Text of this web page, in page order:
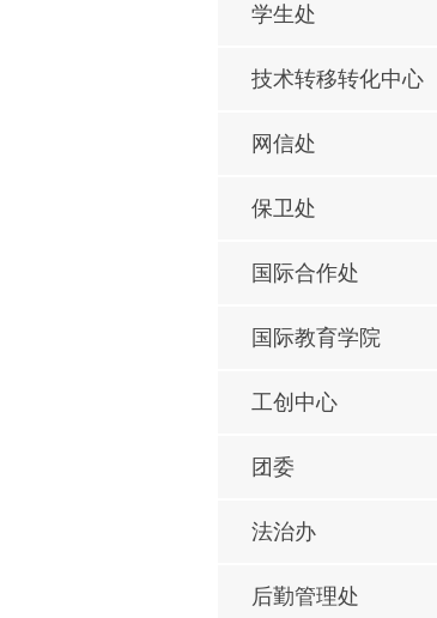
学生处
技术转移转化中心
网信处
保卫处
国际合作处
国际教育学院
工创中心
团委
法治办
后勤管理处